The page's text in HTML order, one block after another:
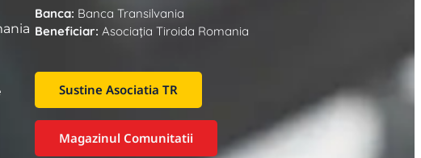
Banca: Banca Transilvania
Beneficiar: Asociaţia Tiroida Romania
Sustine Asociatia TR
Magazinul Comunitatii